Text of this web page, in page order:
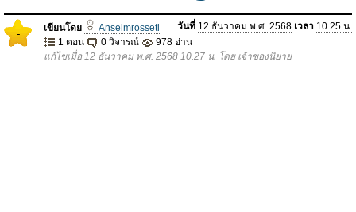
- เขียนโดย Anselmrosseti วันที่ 12 ธันวาคม พ.ศ. 2568 เวลา 10.25 น.
1 ตอน
0 วิจารณ์
978 อ่าน
แก้ไขเมื่อ 12 ธันวาคม พ.ศ. 2568 10.27 น. โดย เจ้าของนิยาย